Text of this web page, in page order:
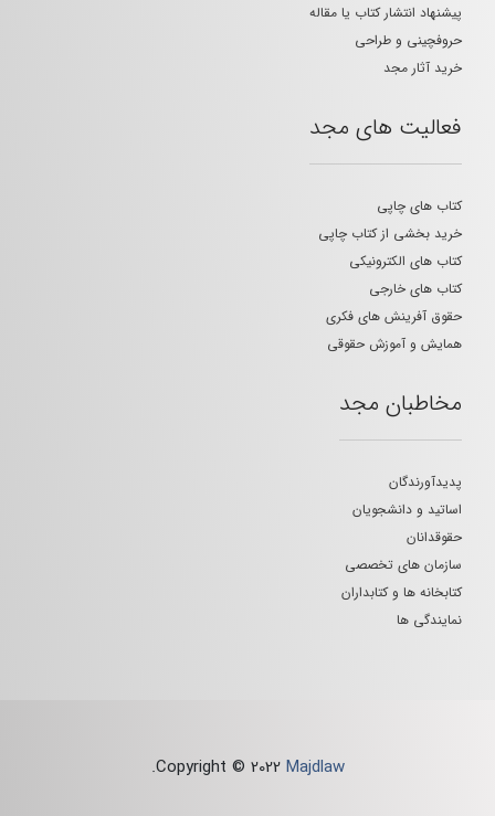
پیشنهاد انتشار کتاب یا مقاله
حروفچینی و طراحی
خرید آثار مجد
فعالیت های مجد
کتاب های چاپی
خرید بخشی از کتاب چاپی
کتاب های الکترونیکی
کتاب های خارجی
حقوق آفرینش های فکری
همایش و آموزش حقوقی
مخاطبان مجد
پدیدآورندگان
اساتید و دانشجویان
حقوقدانان
سازمان های تخصصی
کتابخانه ها و کتابداران
نمایندگی ها
Copyright © 2022 Majdlaw
.